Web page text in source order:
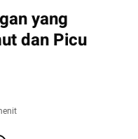
yang
dan Picu